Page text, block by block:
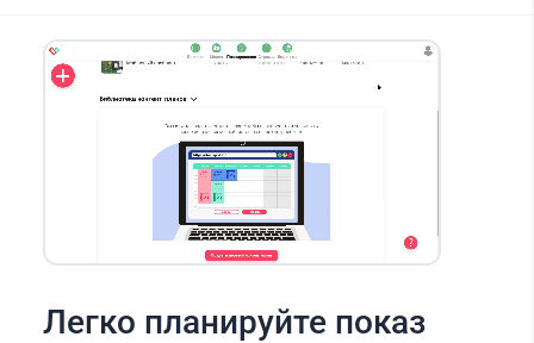
Легко планируйте показ